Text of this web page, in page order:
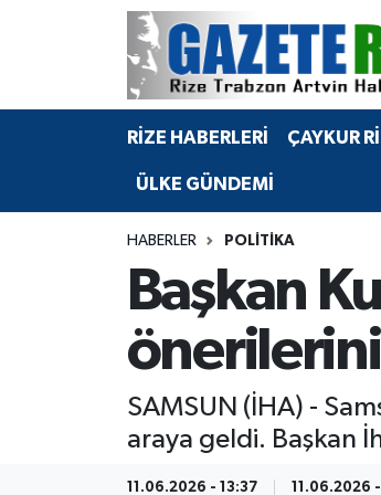
RİZE HABERLERİ ÇAYKUR
ÜLKE GÜNDEMİ
HABERLER POLİTİKA
Başkan
SAMSUN (İHA) -
araya geldi. Başkan
11.06.2026 - 13:37 11.06.2026
BÖLGEMİZ
Bilim Teknoloji
Advertising news
Canlı Maç
Merkez Nöbetçi Eczaneler
Merkez Hava Durumu
Merkez Trafik Yoğunluk Haritası
Tüm Manşetler
Son Dakika Haberleri
Haber Arşivi